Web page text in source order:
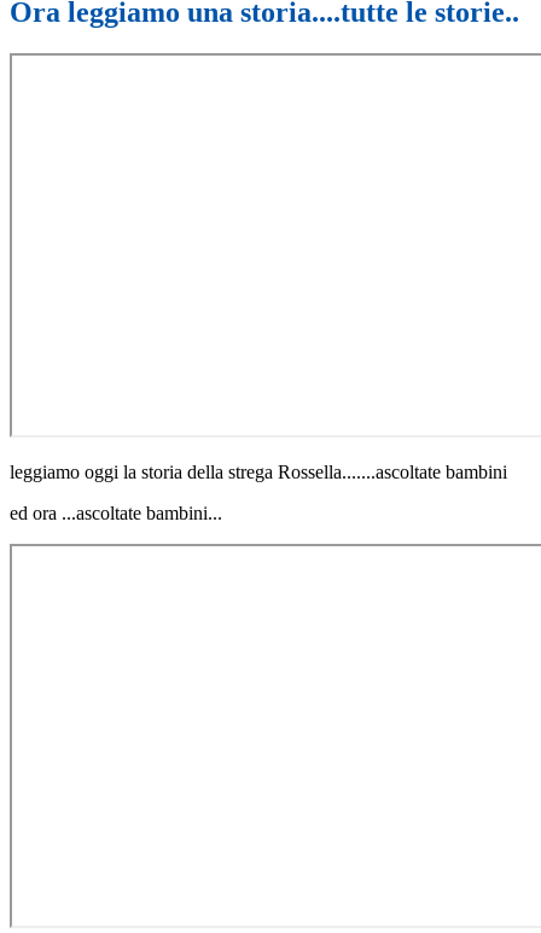
Ora leggiamo una storia....tutte le storie..
leggiamo oggi la storia della strega Rossella.......ascoltate bambini
ed ora ...ascoltate bambini...